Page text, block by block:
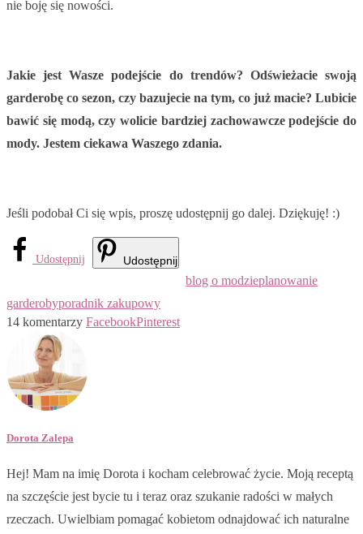
nie boję się nowości.
Jakie jest Wasze podejście do trendów? Odświeżacie swoją
garderobę co sezon, czy bazujecie na tym, co już macie? Lubicie
bawić się modą, czy wolicie bardziej zachowawcze podejście do
mody. Jestem ciekawa Waszego zdania.
Jeśli podobał Ci się wpis, proszę udostępnij go dalej. Dziękuję! :)
Udostępnij Udostępnij
blog o modzieplanowanie
garderobyporadnik zakupowy
14 komentarzy FacebookPinterest
Dorota Zalepa
Hej! Mam na imię Dorota i kocham celebrować życie. Moją receptą
na szczęście jest bycie tu i teraz oraz szukanie radości w małych
rzeczach. Uwielbiam pomagać kobietom odnajdować ich naturalne